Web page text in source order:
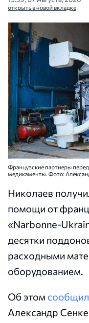
открыть в новой вкладке
Французские партнеры
медикаменты. Фото:
Николаев
помощи от
«Narbonne-
десятки
расходными
оборудованием.
Об этом сообщил
Александр